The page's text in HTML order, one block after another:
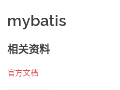
mybatis
相关资料
官方文档